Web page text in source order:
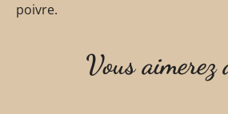
poivre.
Vous aimerez